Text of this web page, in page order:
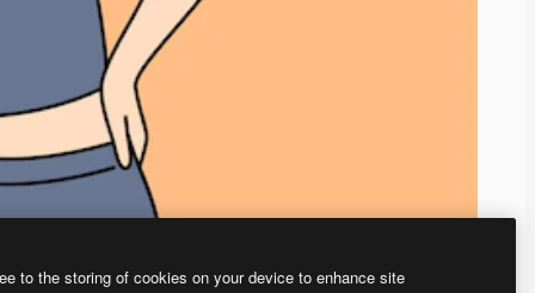
to the storing of cookies on your device to enhance site